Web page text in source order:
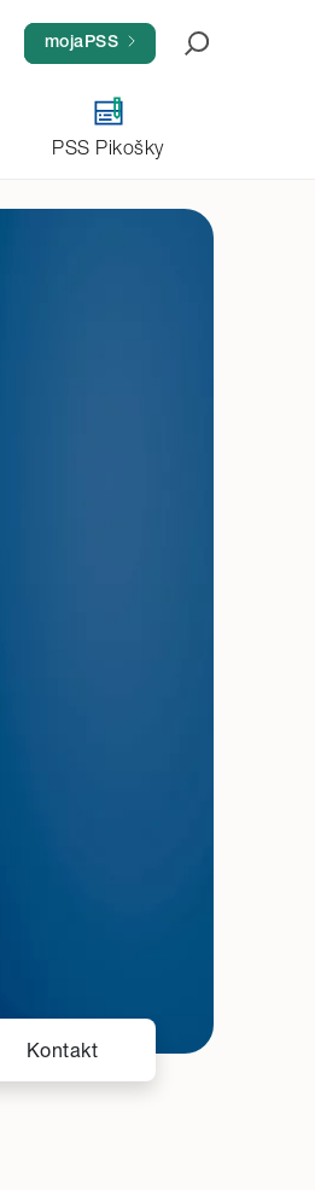
Aktivovať konto
mojaPSS
PSS Pikošky
Kontakt